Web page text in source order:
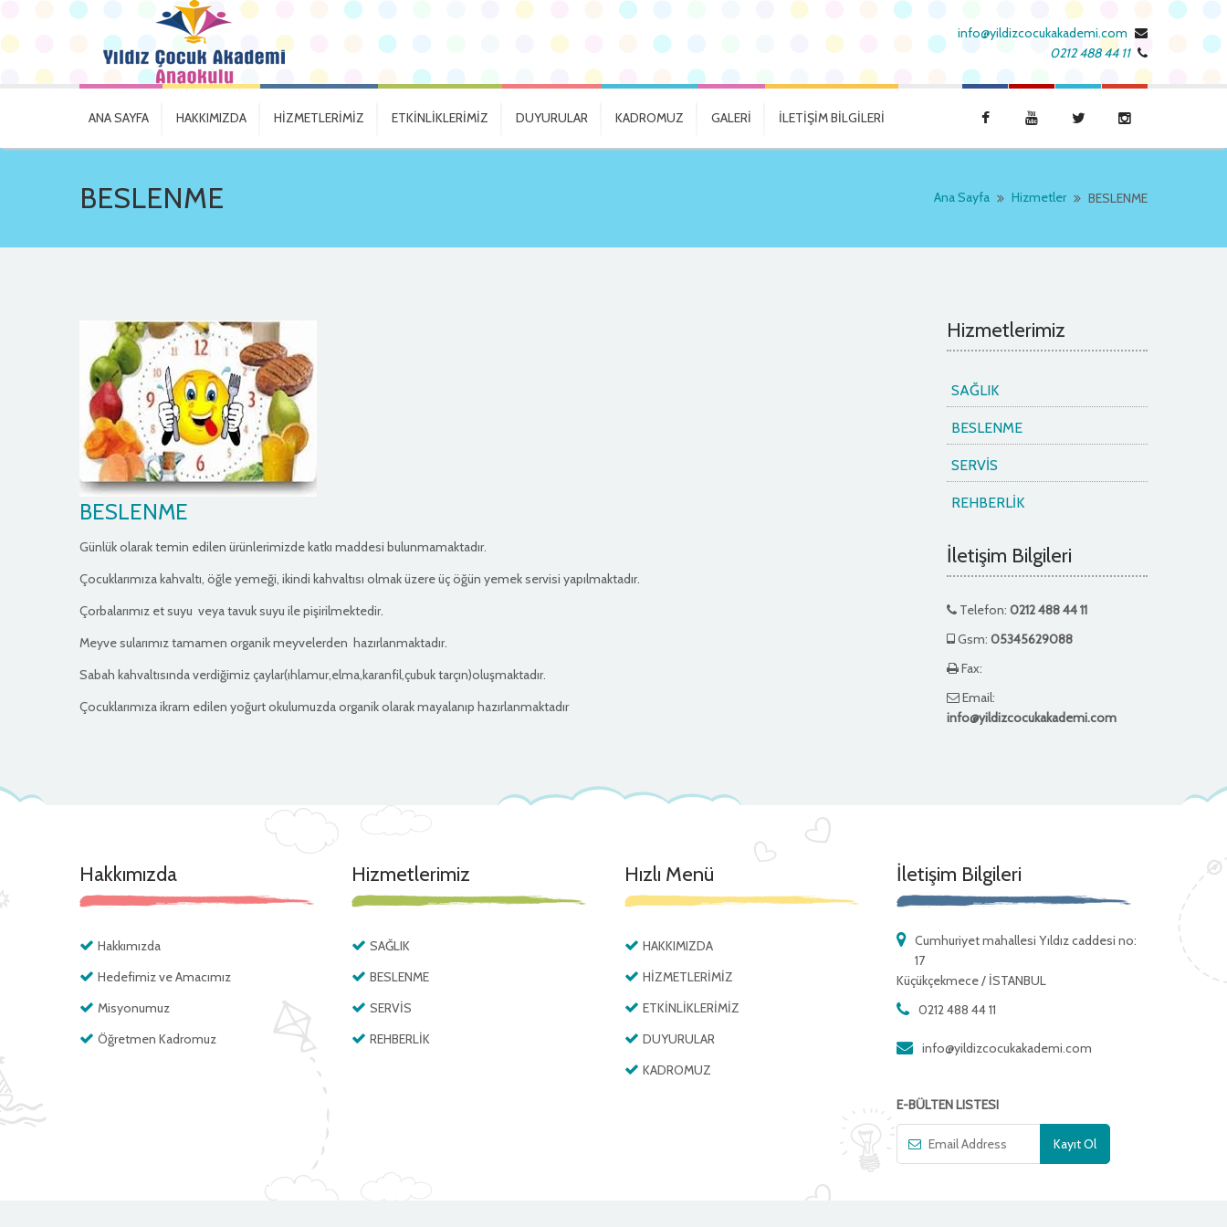
info@yildizcocukakademi.com
0212 488 44 11
ANA SAYFA HAKKIMIZDA HİZMETLERİMİZ ETKİNLİKLERİMİZ DUYURULAR KADROMUZ GALERİ İLETİŞİM BİLGİLERİ
BESLENME Ana Sayfa Hizmetler BESLENME
BESLENME
Günlük olarak temin edilen ürünlerimizde katkı maddesi bulunmamaktadır.
Çocuklarımıza kahvaltı, öğle yemeği, ikindi kahvaltısı olmak üzere üç öğün yemek servisi yapılmaktadır.
Çorbalarımız et suyu veya tavuk suyu ile pişirilmektedir.
Meyve sularımız tamamen organik meyvelerden hazırlanmaktadır.
Sabah kahvaltısında verdiğimiz çaylar(ıhlamur,elma,karanfil,çubuk tarçın)oluşmaktadır.
Çocuklarımıza ikram edilen yoğurt okulumuzda organik olarak mayalanıp hazırlanmaktadır
Hizmetlerimiz
SAĞLIK
BESLENME
SERVİS
REHBERLİK
İletişim Bilgileri
Telefon: 0212 488 44 11
Gsm: 05345629088
Fax:
Email:
info@yildizcocukakademi.com
Hakkımızda
Hakkımızda
Hedefimiz ve Amacımız
Misyonumuz
Öğretmen Kadromuz
Hizmetlerimiz
SAĞLIK
BESLENME
SERVİS
REHBERLİK
Hızlı Menü
HAKKIMIZDA
HİZMETLERİMİZ
ETKİNLİKLERİMİZ
DUYURULAR
KADROMUZ
İletişim Bilgileri
Cumhuriyet mahallesi Yıldız caddesi no:
17
Küçükçekmece / İSTANBUL
0212 488 44 11
info@yildizcocukakademi.com
E-BÜLTEN LISTESI
dini sohbet dini